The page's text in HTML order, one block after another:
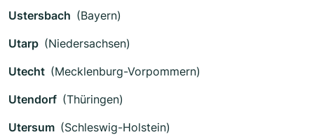
Ustersbach (Bayern)
Utarp (Niedersachsen)
Utecht (Mecklenburg-Vorpommern)
Utendorf (Thüringen)
Utersum (Schleswig-Holstein)